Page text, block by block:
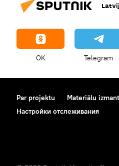
OK Telegram
Par projektu Materiālu
Настройки отслеживания